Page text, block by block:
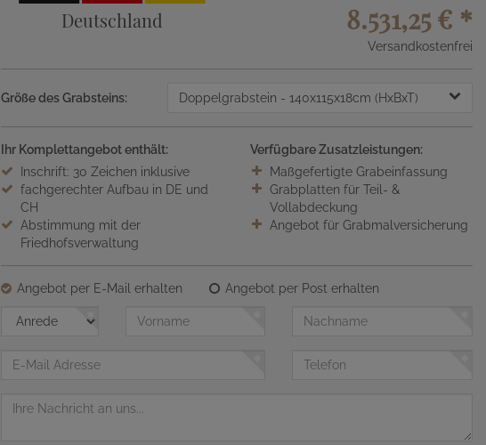
Deutschland
8.531,25 € *
Versandkostenfrei
Größe des Grabsteins: Doppelgrabstein - 140x115x18cm (HxBxT)
Ihr Komplettangebot enthält:
Inschrift: 30 Zeichen inklusive
fachgerechter Aufbau in DE und
CH
Abstimmung mit der
Friedhofsverwaltung
Verfügbare Zusatzleistungen:
Maßgefertigte Grabeinfassung
Grabplatten für Teil- &
Vollabdeckung
Angebot für Grabmalversicherung
Angebot per E-Mail erhalten
Angebot per Post erhalten
Anrede
Vorname Nachname
Telefon
Nachricht